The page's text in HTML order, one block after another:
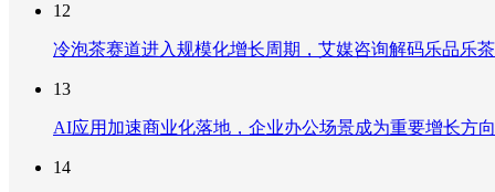
12
冷泡茶赛道进入规模化增长周期，艾媒咨询解码乐品乐
13
AI应用加速商业化落地，企业办公场景成为重要增长方向
14